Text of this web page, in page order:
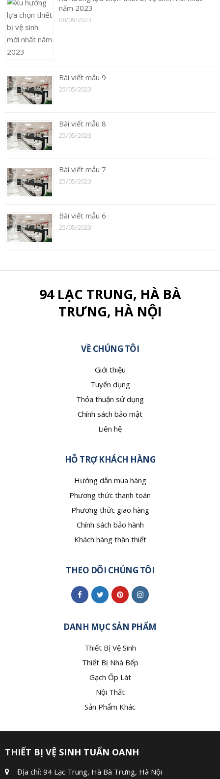
năm 2023
08/09/2023
Bài viết mẫu 9
25/05/2023
Bài viết mẫu 8
25/05/2023
Bài viết mẫu 7
25/05/2023
Bài viết mẫu 6
25/05/2023
94 LẠC TRUNG, HÀ BÀ
TRƯNG, HÀ NỘI
VỀ CHÚNG TÔI
Giới thiệu
Tuyển dụng
Thỏa thuận sử dụng
Chính sách bảo mật
Liên hệ
HỖ TRỢ KHÁCH HÀNG
Hướng dẫn mua hàng
Phương thức thanh toán
Phương thức giao hàng
Chính sách bảo hành
Khách hàng thân thiết
THEO DÕI CHÚNG TÔI
DANH MỤC SẢN PHẨM
Thiết Bị Vệ Sinh
Thiết Bị Nhà Bếp
Gạch Ốp Lát
Nội Thất
Sản Phẩm Khác
THIẾT BỊ VỆ SINH TUẤN OANH
Địa chỉ: 94 Lạc Trung, Hà Bà Trưng, Hà Nội